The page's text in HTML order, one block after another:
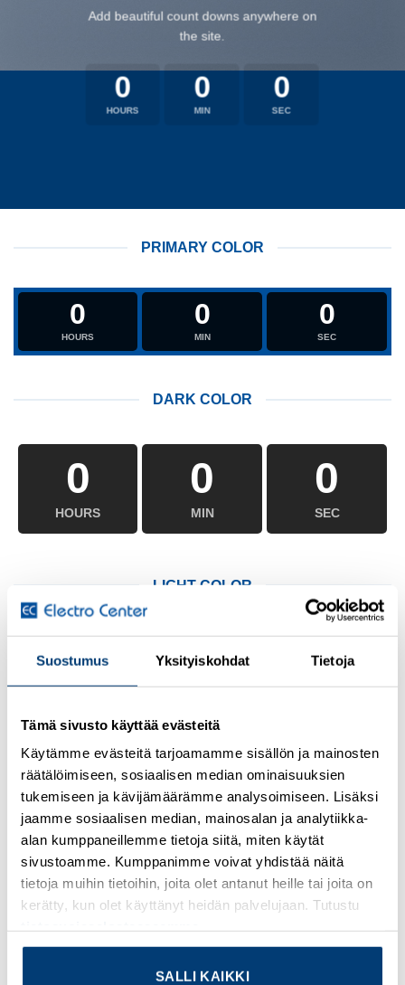
Suostumus Yksityiskohdat Tietoja
Tämä sivusto käyttää evästeitä
Käytämme evästeitä tarjoamamme sisällön ja mainosten
räätälöimiseen, sosiaalisen median ominaisuuksien
tukemiseen ja kävijämäärämme analysoimiseen. Lisäksi
jaamme sosiaalisen median, mainosalan ja analytiikka-
alan kumppaneillemme tietoja siitä, miten käytät
sivustoamme. Kumppanimme voivat yhdistää näitä
tietoja muihin tietoihin, joita olet antanut heille tai joita on
kerätty, kun olet käyttänyt heidän palvelujaan. Tutustu
SALLI KAIKKI
Add beautiful count downs anywhere on
the site.
0
HOURS
0
MIN
0
SEC
PRIMARY COLOR
0
HOURS
0
MIN
0
SEC
DARK COLOR
0
HOURS
0
MIN
0
SEC
LIGHT COLOR
0 0 0
A COUNTDOWN
INSIDE A BANNER